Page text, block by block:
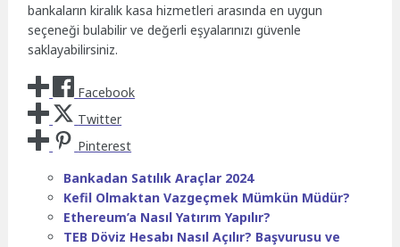
bankaların kiralık kasa hizmetleri arasında en uygun
seçeneği bulabilir ve değerli eşyalarınızı güvenle
saklayabilirsiniz.
Facebook
Twitter
Pinterest
Bankadan Satılık Araçlar 2024
Kefil Olmaktan Vazgeçmek Mümkün Müdür?
Ethereum’a Nasıl Yatırım Yapılır?
TEB Döviz Hesabı Nasıl Açılır? Başvurusu ve